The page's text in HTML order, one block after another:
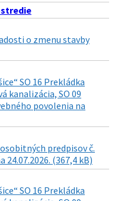
o zmenu stavby
SO 16 Prekládka
kanalizácia, SO 09
povolenia na
predpisov č.
24.07.2026. (367,4 kB)
SO 16 Prekládka